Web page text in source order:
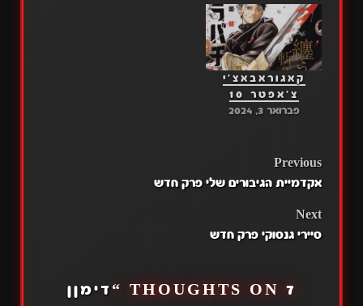
והאמת אני חייב כבר
לעשות תפרק האחרון הוא
אחלה והוא מרגש זה על
משפחת טודורוקי והפרק
הבא יואו אני מתרגש אליו
כבר…
קאגוראבאצ'י
צ'אפטר 10
פברואר 3, 2024
POST
Previous
אקדמיית הגיבורים שלי פרק חדש
Next
סיירי גנסוקי פרק חדש
7 THOUGHTS ON “
דימןן